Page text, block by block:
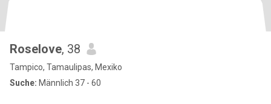
Roselove, 38
Tampico, Tamaulipas, Mexiko
Suche: Männlich 37 - 60